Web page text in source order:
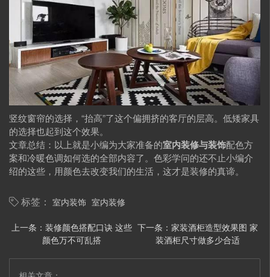
竖纹窗帘的选择，“抬高”了这个偏拥挤的客厅的层高。低矮家具
的选择也起到这个效果。
文章总结：以上就是小编为大家准备的室内装修与装饰配色方
案和冷暖色调如何选的全部内容了。色彩学问的还不止小编介
绍的这些，用颜色去改变我们的生活，这才是装修的真谛。
标签： 室内装饰 室内装修
上一条：装修颜色搭配口诀 这些
颜色万不可乱搭
下一条： 家装酒柜造型效果图 家
装酒柜尺寸做多少合适